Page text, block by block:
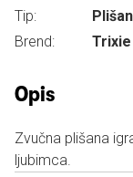
Tip:
Brend:
Trixie
Opis
Zvučna plišana
ljubimca.